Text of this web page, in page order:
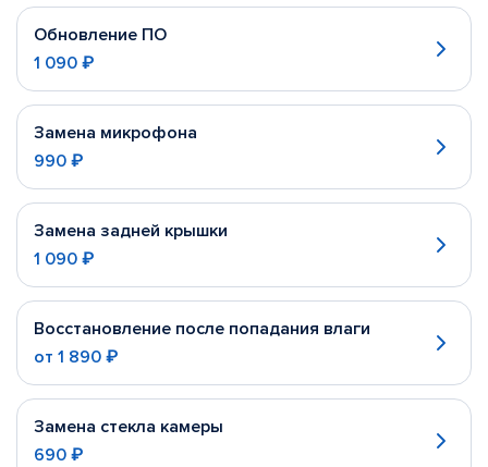
Обновление ПО
1 090 ₽
Замена микрофона
990 ₽
Замена задней крышки
1 090 ₽
Восстановление после попадания влаги
от 1 890 ₽
Замена стекла камеры
690 ₽